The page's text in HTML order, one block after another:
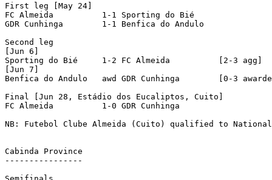
First leg [May 24]
FC Almeida          1-1 Sporting do Bié
GDR Cunhinga	    1-1 Benfica do Andulo
Second leg
[Jun 6]
Sporting do Bié	    1-2 FC Almeida          [2-3 agg]
[Jun 7]
Benfica do Andulo   awd GDR Cunhinga	    [0-3 awarded; originally 2-0; Benfica do Andulo fielded ineligible player; 1-4 agg]
Final [Jun 28, Estádio dos Eucaliptos, Cuito]
FC Almeida          1-0 GDR Cunhinga
NB: Futebol Clube Almeida (Cuito) qualified to
Cabinda Province
----------------